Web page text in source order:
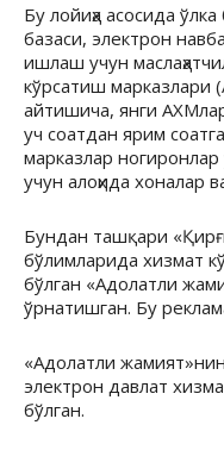
Бу лойиҳа асосида
базаси, электрон
ишлаш учун
кўрсатиш марказлари
айтишича, янги
уч соатдан ярим
марказлар
учун алоҳида хоналар
Бундан ташқари
бўлимларида хизмат
бўлган «Адолатли
ўрнатишган. Бу
«Адолатли
электрон давлат
бўлган.